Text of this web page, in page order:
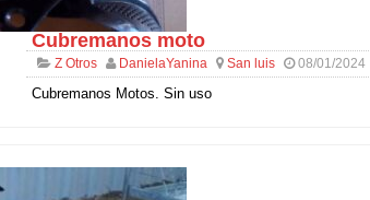
Cubremanos moto
Z Otros DanielaYanina San luis 08/01/2024
Cubremanos Motos. Sin uso